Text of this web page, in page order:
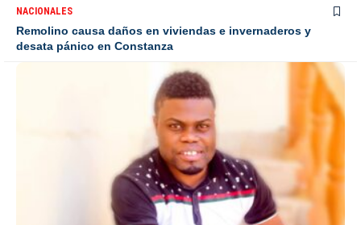
NACIONALES
Remolino causa daños en viviendas e invernaderos y
desata pánico en Constanza